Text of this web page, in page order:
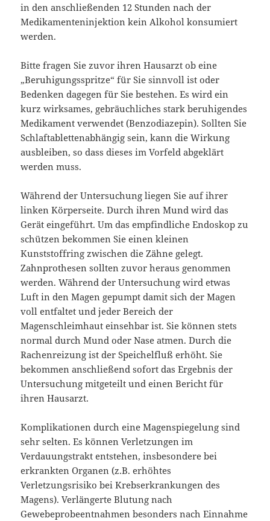
in den anschließenden 12 Stunden nach der
Medikamenteninjektion kein Alkohol konsumiert
werden.
Bitte fragen Sie zuvor ihren Hausarzt ob eine
„Beruhigungsspritze“ für Sie sinnvoll ist oder
Bedenken dagegen für Sie bestehen. Es wird ein
kurz wirksames, gebräuchliches stark beruhigendes
Medikament verwendet (Benzodiazepin). Sollten Sie
Schlaftablettenabhängig sein, kann die Wirkung
ausbleiben, so dass dieses im Vorfeld abgeklärt
werden muss.
Während der Untersuchung liegen Sie auf ihrer
linken Körperseite. Durch ihren Mund wird das
Gerät eingeführt. Um das empfindliche Endoskop zu
schützen bekommen Sie einen kleinen
Kunststoffring zwischen die Zähne gelegt.
Zahnprothesen sollten zuvor heraus genommen
werden. Während der Untersuchung wird etwas
Luft in den Magen gepumpt damit sich der Magen
voll entfaltet und jeder Bereich der
Magenschleimhaut einsehbar ist. Sie können stets
normal durch Mund oder Nase atmen. Durch die
Rachenreizung ist der Speichelfluß erhöht. Sie
bekommen anschließend sofort das Ergebnis der
Untersuchung mitgeteilt und einen Bericht für
ihren Hausarzt.
Komplikationen durch eine Magenspiegelung sind
sehr selten. Es können Verletzungen im
Verdauungstrakt entstehen, insbesondere bei
erkrankten Organen (z.B. erhöhtes
Verletzungsrisiko bei Krebserkrankungen des
Magens). Verlängerte Blutung nach
Gewebeprobeentnahmen besonders nach Einnahme